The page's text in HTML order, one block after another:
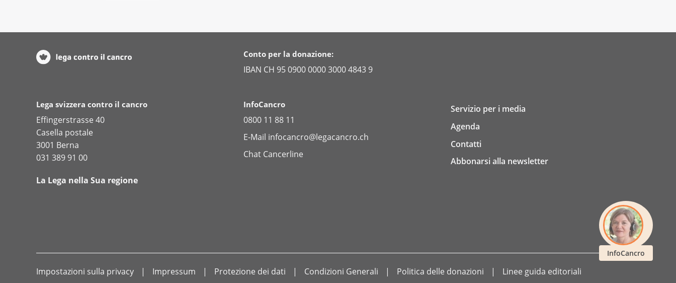
InfoCancro
Conto per la donazione:
IBAN CH 95 0900 0000 3000 4843 9
Lega svizzera contro il cancro
Effingerstrasse 40
Casella postale
3001 Berna
031 389 91 00
La Lega nella Sua regione
InfoCancro
0800 11 88 11
E-Mail infocancro@legacancro.ch
Chat Cancerline
Servizio per i media
Agenda
Contatti
Abbonarsi alla newsletter
Impostazioni sulla privacy Impressum Protezione dei dati Condizioni Generali Politica delle donazioni Linee guida editoriali